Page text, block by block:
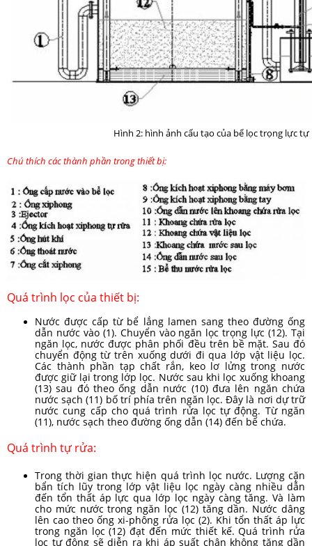
Hình 2: hình ảnh cấu tạo của bể lọc trọng lực tự
Chú thích các thành phần trong thiết bị:
Quá trình lọc của thiết bị:
Nước được cấp từ bể lắng lamen sang theo đường ống
dẫn nước vào (1). Chuyển vào ngăn lọc trọng lực (12). Tại
ngăn lọc, nước được phân phối đều trên bề mặt. Sau đó
chuyển động từ trên xuống dưới đi qua lớp vật liệu lọc.
Các thành phần tạp chất rắn, keo lơ lửng trong nước
được giữ lại trong lớp lọc. Nước sau khi lọc xuống khoang
(13) sau đó theo ống dẫn nước (10) đưa lên ngăn chứa
nước sạch (11) bố trí phía trên ngăn lọc. Đây là nơi dự trữ
nước cung cấp cho quá trình rửa lọc tự động. Từ ngăn
(11), nước sạch theo đường ống dẫn (14) đến bể chứa.
Quá trình tự rửa:
Trong thời gian thực hiện quá trình lọc nước. Lượng cặn
bẩn tích lũy trong lớp vật liệu lọc ngày càng nhiều dẫn
đến tổn thất áp lực qua lớp lọc ngày càng tăng. Và làm
cho mức nước trong ngăn lọc (12) tăng dần. Nước dâng
lên cao theo ống xi-phông rửa lọc (2). Khi tổn thất áp lực
trong ngăn lọc (12) đạt đến mức thiết kế. Quá trình rửa
lọc tự động sẽ diễn ra khi áp suất chân không tăng dần